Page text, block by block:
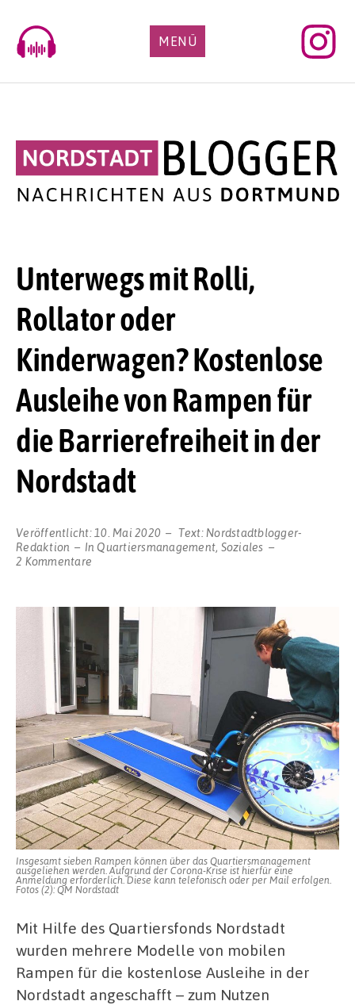
content
MENÜ
Unterwegs mit Rolli,
Rollator oder
Kinderwagen? Kostenlose
Ausleihe von Rampen für
die Barrierefreiheit in der
Nordstadt
Veröffentlicht: 10. Mai 2020 Text: Nordstadtblogger-
Redaktion
In Quartiersmanagement, Soziales
2 Kommentare
Rollator
Kinderwagen?
Kostenlose
Ausleihe
Rampen
für
die
Barrierefreiheit
in
der
Nordstadt
Insgesamt sieben Rampen können über das Quartiersmanagement
ausgeliehen werden. Aufgrund der Corona-Krise ist hierfür eine
Anmeldung erforderlich. Diese kann telefonisch oder per Mail erfolgen.
Fotos (2): QM Nordstadt
Mit Hilfe des Quartiersfonds Nordstadt
wurden mehrere Modelle von mobilen
Rampen für die kostenlose Ausleihe in der
Nordstadt angeschafft – zum Nutzen